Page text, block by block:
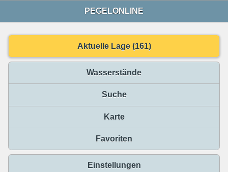
PEGELONLINE
Aktuelle Lage (161)
Wasserstände
Suche
Karte
Favoriten
Einstellungen